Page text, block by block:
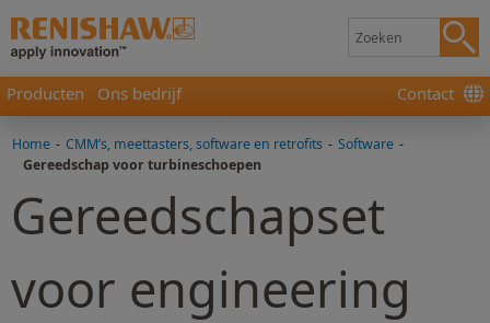
Producten Ons bedrijf Contact
Home - CMM’s, meettasters, software en retrofits - Software -
Gereedschap voor turbineschoepen
Gereedschapset
voor engineering